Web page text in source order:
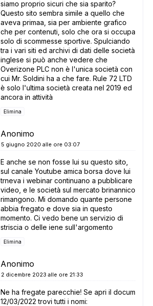
siamo proprio sicuri che sia sparito?
Questo sito sembra simile a quello che
aveva primaa, sia per ambiente grafico
che per contenuti, solo che ora si occupa
solo di scommesse sportive. Spulciando
tra i vari siti ed archivi di dati delle società
inglese si può anche vedere che
Overizone PLC non è l'unica società con
cui Mr. Soldini ha a che fare. Rule 72 LTD
è solo l'ultima società creata nel 2019 ed
ancora in attività
Elimina
Anonimo
5 giugno 2020 alle ore 03:07
E anche se non fosse lui su questo sito,
sul canale Youtube amica borsa dove lui
trneva i webinar continuano a pubblicare
video, e le società sul mercato brinannico
rimangono. Mi domando quante persone
abbia fregato e dove sia in questo
momento. Ci vedo bene un servizio di
striscia o delle iene sull'argomento
Elimina
Anonimo
2 dicembre 2023 alle ore 21:33
Ne ha fregate parecchie! Se apri il documento
12/03/2022 trovi tutti i nomi: